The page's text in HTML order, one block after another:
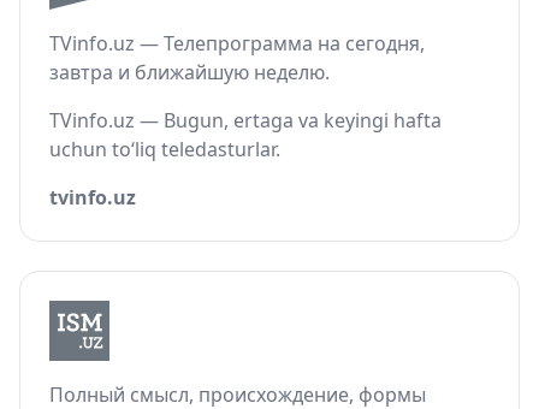
TVinfo.uz — Телепрограмма на сегодня,
завтра и ближайшую неделю.
TVinfo.uz — Bugun, ertaga va keyingi hafta
uchun to‘liq teledasturlar.
tvinfo.uz
Полный смысл, происхождение, формы